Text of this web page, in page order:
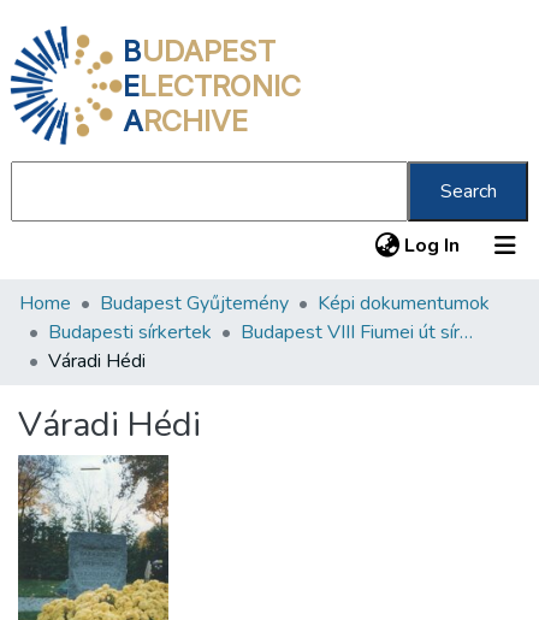
BUDAPEST
ELECTRONIC
ARCHIVE
Search
Log In (current)
Communities & Collections
All of DSpace
About us
Home Budapest Gyűjtemény
Képi dokumentumok
Budapesti sírkertek
Budapest VIII Fiumei út sírkert 2. rész
Váradi Hédi
Váradi Hédi